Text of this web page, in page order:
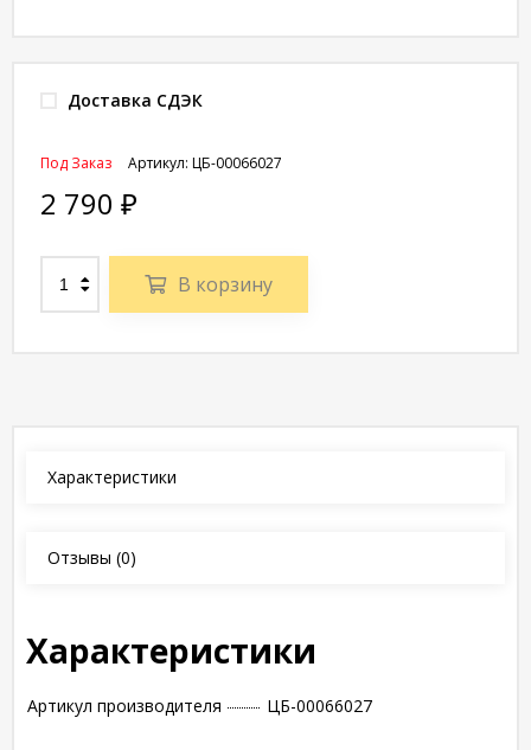
Доставка СДЭК
Артикул: ЦБ-00066027
Под Заказ
2 790 ₽
В корзину
Характеристики
Отзывы (0)
Характеристики
Артикул производителя ЦБ-00066027